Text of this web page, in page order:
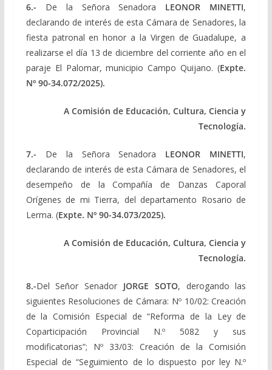
6.- De la Señora Senadora LEONOR MINETTI,
declarando de interés de esta Cámara de Senadores, la
fiesta patronal en honor a la Virgen de Guadalupe, a
realizarse el día 13 de diciembre del corriente año en el
paraje El Palomar, municipio Campo Quijano. (Expte.
Nº 90-34.072/2025).
A Comisión de Educación, Cultura, Ciencia y
Tecnología.
7.- De la Señora Senadora LEONOR MINETTI,
declarando de interés de esta Cámara de Senadores, el
desempeño de la Compañía de Danzas Caporal
Orígenes de mi Tierra, del departamento Rosario de
Lerma. (Expte. Nº 90-34.073/2025).
A Comisión de Educación, Cultura, Ciencia y
Tecnología.
8.-Del Señor Senador JORGE SOTO, derogando las
siguientes Resoluciones de Cámara: Nº 10/02: Creación
de la Comisión Especial de “Reforma de la Ley de
Coparticipación Provincial N.º 5082 y sus
modificatorias”; Nº 33/03: Creación de la Comisión
Especial de “Seguimiento de lo dispuesto por ley N.º